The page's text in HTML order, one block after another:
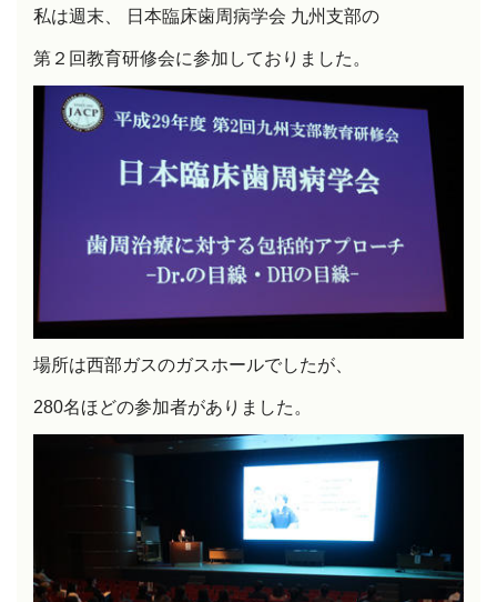
私は週末、 日本臨床歯周病学会 九州支部の
第２回教育研修会に参加しておりました。
場所は西部ガスのガスホールでしたが、
280名ほどの参加者がありました。